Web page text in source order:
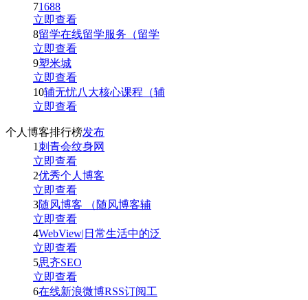
71688
立即查看
8留学在线留学服务（留学
立即查看
9塑米城
立即查看
10辅无忧八大核心课程（辅
立即查看
个人博客排行榜发布
1刺青会纹身网
立即查看
2优秀个人博客
立即查看
3随风博客 （随风博客辅
立即查看
4WebView|日常生活中的泛
立即查看
5思齐SEO
立即查看
6在线新浪微博RSS订阅工